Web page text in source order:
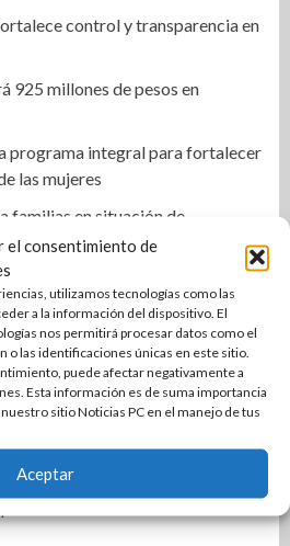
el consentimiento de
utilizamos tecnologías como las
a la información del dispositivo. El
nos permitirá procesar datos como el
o las identificaciones únicas en este sitio.
puede afectar negativamente a
Esta información es de suma importancia
sitio Noticias PC en el manejo de tus
Aceptar
control y transparencia en
925 millones de pesos en
programa integral para fortalecer
las mujeres
familias en situación de
tomas de agua en diferentes
de la CONAEDU sobre redes
en Tamaulipas
entre los mejores alcaldes
Tamaulipas